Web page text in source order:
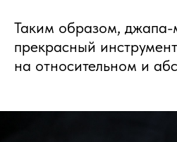
Таким образом, джапа-
прекрасный
на относительном и